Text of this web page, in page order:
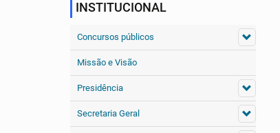
INSTITUCIONAL
Concursos públicos
Missão e Visão
Presidência
Secretaria Geral